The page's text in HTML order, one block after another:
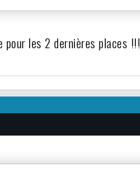
les 2 dernières places